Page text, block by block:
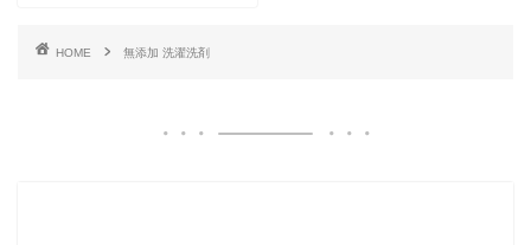
HOME 無添加 洗濯洗剤